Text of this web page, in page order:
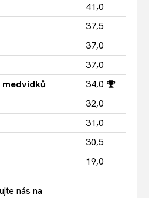
41,0
37,5
37,0
37,0
34,0
32,0
31,0
30,5
19,0
nás na